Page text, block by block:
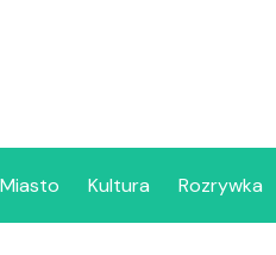
Miasto Kultura Rozrywka